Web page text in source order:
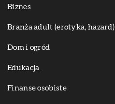
Biznes
Branża adult (erotyka, hazard)
Dom i ogród
Edukacja
Finanse osobiste